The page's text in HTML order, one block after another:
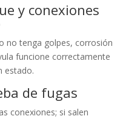
y conexiones
no tenga golpes, corrosión
funcione correctamente
estado.
de fugas
conexiones; si salen